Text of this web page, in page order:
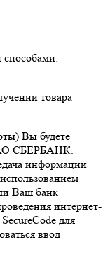
способами:
товара
Вы будете
СБЕРБАНК.
информации
Ваш банк
интернет-
для
ввод